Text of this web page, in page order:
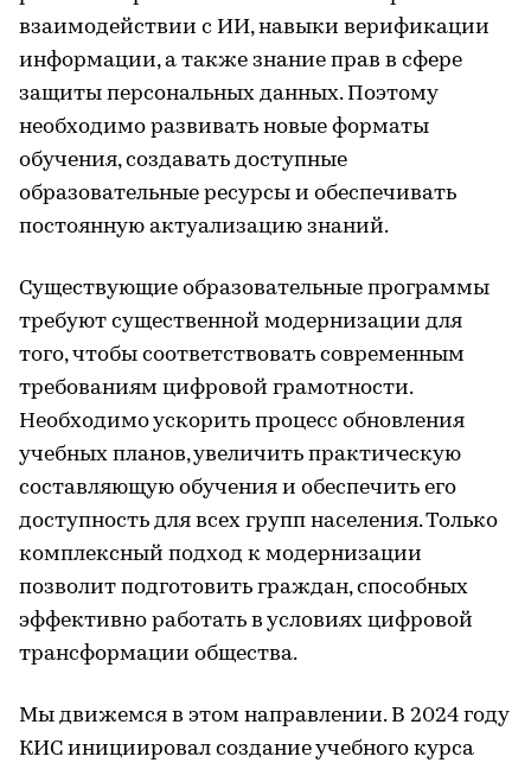
взаимодействии с ИИ, навыки верификации
информации, а также знание прав в сфере
защиты персональных данных. Поэтому
необходимо развивать новые форматы
обучения, создавать доступные
образовательные ресурсы и обеспечивать
постоянную актуализацию знаний.
Существующие образовательные программы
требуют существенной модернизации для
того, чтобы соответствовать современным
требованиям цифровой грамотности.
Необходимо ускорить процесс обновления
учебных планов, увеличить практическую
составляющую обучения и обеспечить его
доступность для всех групп населения. Только
комплексный подход к модернизации
позволит подготовить граждан, способных
эффективно работать в условиях цифровой
трансформации общества.
Мы движемся в этом направлении. В 2024 году
КИС инициировал создание учебного курса